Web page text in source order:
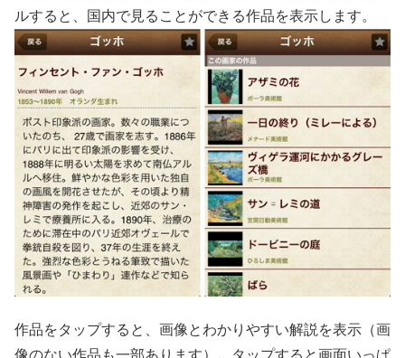
ルすると、国内で見ることができる作品を表示します。
作品をタップすると、画像とわかりやすい解説を表示（画
像のない作品も一部あります）。タップすると画面いっぱ